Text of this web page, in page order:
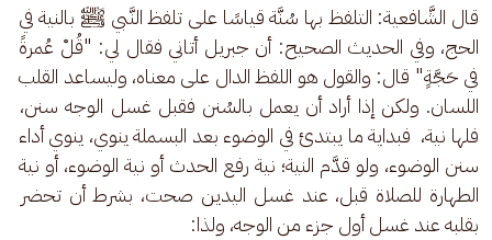
قال الشَّافعية: التلفظ بها سُنَّة قياسًا على تلفظ النَّبي ﷺ بالنية في
الحج، وفي الحديث الصحيح: أن جبريل أتاني فقال لي: "قُلْ عُمرةً
في حَجَّةٍ" قال: والقول هو اللفظ الدال على معناه، وليساعد القلب
اللسان. ولكن إذا أراد أن يعمل بالسُنن فقبل غسل الوجه سنن،
فلها نية،  فبداية ما يبتدئ في الوضوء بعد البسملة ينوي، ينوي أداء
سنن الوضوء، ولو قدَّم النية؛ نية رفع الحدث أو نية الوضوء، أو نية
الطهارة للصلاة قبل، عند غسل اليدين صحت، بشرط أن تحضر
بقلبه عند غسل أول جزء من الوجه، ولذا: